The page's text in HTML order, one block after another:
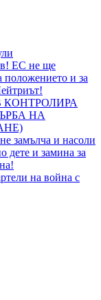
ЕС не ще
положението и за
НА
замълча и насоли
дете и замина за
на война с